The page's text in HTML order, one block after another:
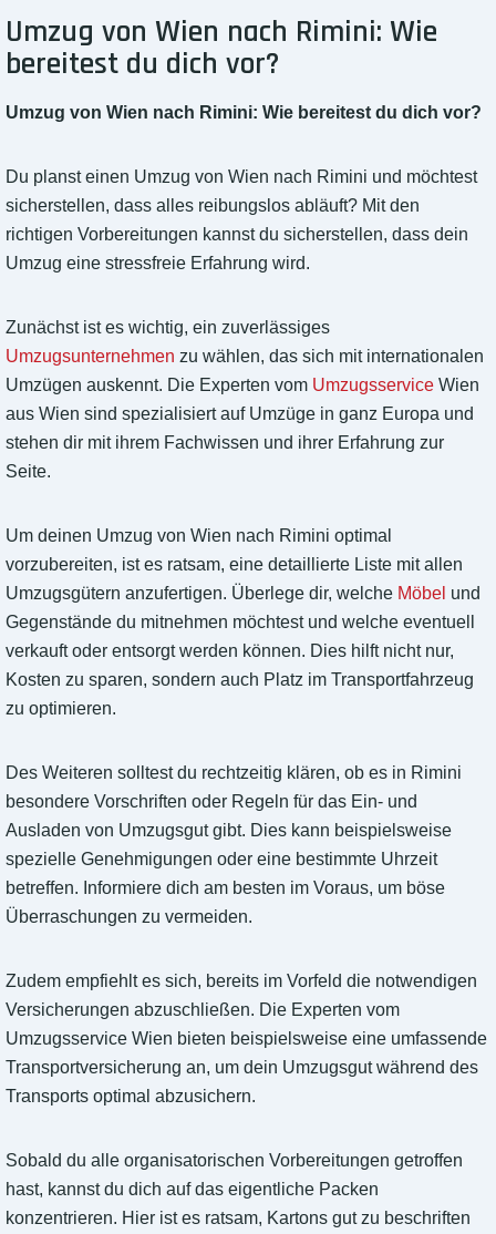
Umzug von Wien nach Rimini: Wie
bereitest du dich vor?
Umzug von Wien nach Rimini: Wie bereitest du dich vor?
Du planst einen Umzug von Wien nach Rimini und möchtest
sicherstellen, dass alles reibungslos abläuft? Mit den
richtigen Vorbereitungen kannst du sicherstellen, dass dein
Umzug eine stressfreie Erfahrung wird.
Zunächst ist es wichtig, ein zuverlässiges
Umzugsunternehmen zu wählen, das sich mit internationalen
Umzügen auskennt. Die Experten vom Umzugsservice Wien
aus Wien sind spezialisiert auf Umzüge in ganz Europa und
stehen dir mit ihrem Fachwissen und ihrer Erfahrung zur
Seite.
Um deinen Umzug von Wien nach Rimini optimal
vorzubereiten, ist es ratsam, eine detaillierte Liste mit allen
Umzugsgütern anzufertigen. Überlege dir, welche Möbel und
Gegenstände du mitnehmen möchtest und welche eventuell
verkauft oder entsorgt werden können. Dies hilft nicht nur,
Kosten zu sparen, sondern auch Platz im Transportfahrzeug
zu optimieren.
Des Weiteren solltest du rechtzeitig klären, ob es in Rimini
besondere Vorschriften oder Regeln für das Ein- und
Ausladen von Umzugsgut gibt. Dies kann beispielsweise
spezielle Genehmigungen oder eine bestimmte Uhrzeit
betreffen. Informiere dich am besten im Voraus, um böse
Überraschungen zu vermeiden.
Zudem empfiehlt es sich, bereits im Vorfeld die notwendigen
Versicherungen abzuschließen. Die Experten vom
Umzugsservice Wien bieten beispielsweise eine umfassende
Transportversicherung an, um dein Umzugsgut während des
Transports optimal abzusichern.
Sobald du alle organisatorischen Vorbereitungen getroffen
hast, kannst du dich auf das eigentliche Packen
konzentrieren. Hier ist es ratsam, Kartons gut zu beschriften